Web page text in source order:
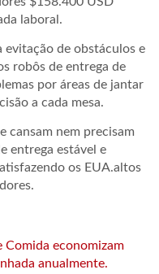
laboral.
evitação de obstáculos e
robôs de entrega de
por áreas de jantar
a cada mesa.
cansam nem precisam
entrega estável e
os EUA.altos
Comida economizam
anualmente.